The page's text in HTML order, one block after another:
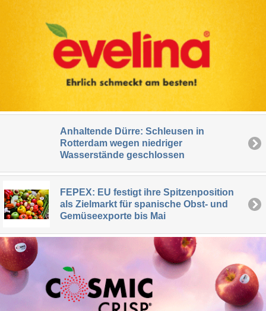
Anhaltende Dürre: Schleusen in
Rotterdam wegen niedriger
Wasserstände geschlossen
FEPEX: EU festigt ihre Spitzenposition
als Zielmarkt für spanische Obst- und
Gemüseexporte bis Mai